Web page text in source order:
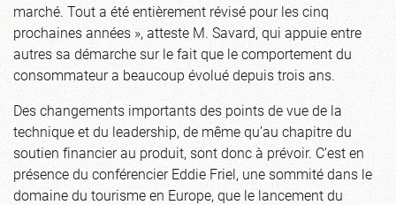
marché. Tout a été entièrement révisé pour les cinq
prochaines années », atteste M. Savard, qui appuie entre
autres sa démarche sur le fait que le comportement du
consommateur a beaucoup évolué depuis trois ans.
Des changements importants des points de vue de la
technique et du leadership, de même qu’au chapitre du
soutien financier au produit, sont donc à prévoir. C’est en
présence du conférencier Eddie Friel, une sommité dans le
domaine du tourisme en Europe, que le lancement du